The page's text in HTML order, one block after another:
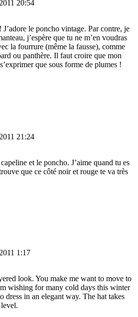
20:54
J’adore le poncho vintage. Par contre, je
j’espère que tu ne m’en voudras
la fourrure (même la fausse), comme
ou panthère. Il faut croire que mon
que sous forme de plumes !
21:24
et le poncho. J’aime quand tu es
que ce côté noir et rouge te va très
1:17
look. You make me want to move to
wishing for many cold days this winter
dress in an elegant way. The hat takes